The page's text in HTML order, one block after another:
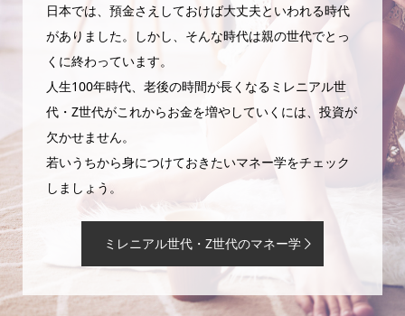
日本では、預金さえしておけば大丈夫といわれる時代
がありました。しかし、そんな時代は親の世代でとっ
くに終わっています。
人生100年時代、老後の時間が長くなるミレニアル世
代・Z世代がこれからお金を増やしていくには、投資が
欠かせません。
若いうちから身につけておきたいマネー学をチェック
しましょう。
ミレニアル世代・Z世代のマネー学